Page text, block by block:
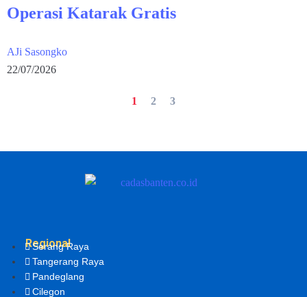
Operasi Katarak Gratis
AJi Sasongko
22/07/2026
1 2 3
Regional
Serang Raya
Tangerang Raya
Pandeglang
Cilegon